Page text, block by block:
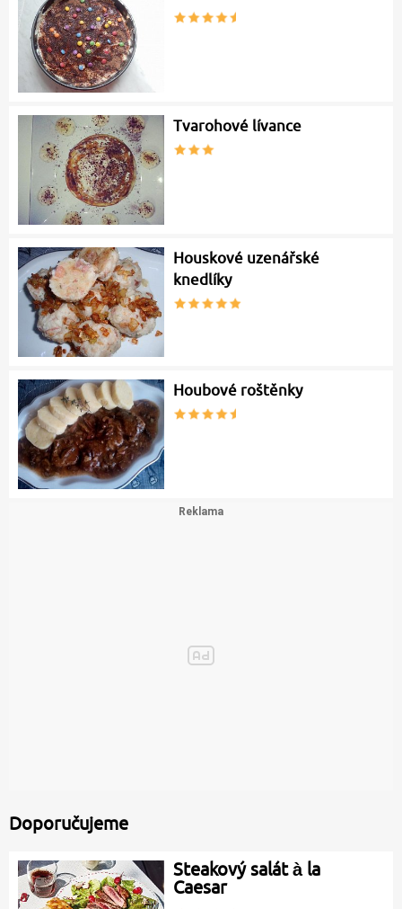
Tvarohové lívance
Houskové uzenářské
knedlíky
Houbové roštěnky
Doporučujeme
Steakový salát à la
Caesar